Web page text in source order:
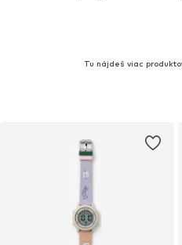
Tu nájdeš viac